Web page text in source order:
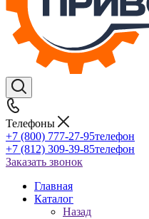
Телефоны
+7 (800) 777-27-95телефон
+7 (812) 309-39-85телефон
Заказать звонок
Главная
Каталог
Назад